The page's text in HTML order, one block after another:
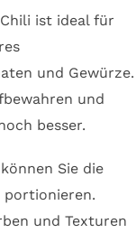
ist ideal für
und Gewürze.
und
besser.
Sie die
und Texturen